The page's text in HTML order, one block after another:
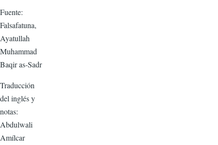
Fuente:
Falsafatuna,
Ayatullah
Muhammad
Baqir as-Sadr
Traducción
del inglés y
notas:
Abdulwali
Amílcar